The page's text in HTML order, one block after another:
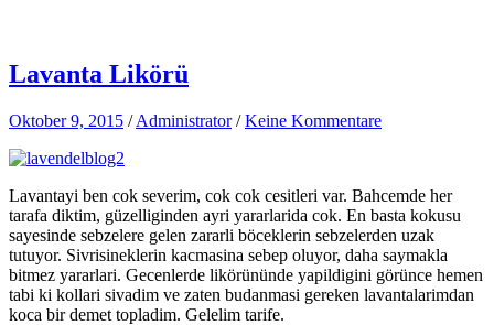
Lavanta Likörü
Oktober 9, 2015 /Administrator /Keine Kommentare
Lavantayi ben cok severim, cok cok cesitleri var. Bahcemde her
tarafa diktim, güzelliginden ayri yararlarida cok. En basta kokusu
sayesinde sebzelere gelen zararli böceklerin sebzelerden uzak
tutuyor. Sivrisineklerin kacmasina sebep oluyor, daha saymakla
bitmez yararlari. Gecenlerde likörününde yapildigini görünce hemen
tabi ki kollari sivadim ve zaten budanmasi gereken lavantalarimdan
koca bir demet topladim. Gelelim tarife.